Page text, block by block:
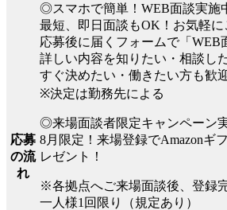
応募
の流
れ
◎スマホで簡単！WEB面談実施
最短、即日面談もOK！お気軽に
応募後に届くフォームで「WEB
詳しい内容を知りたい・相談し
すぐ決めたい・働きたい方も歓
※決定は勤務先による
◎来場面談者限定キャンペーン
8月限定！来場登録でAmazonギ
レゼント！
※各拠点へご来場面談後、登録
一人様1回限り（規定あり）